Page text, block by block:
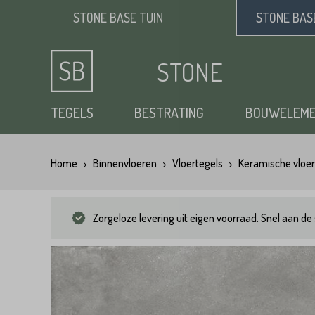
STONE BASE TUIN STONE
STONE
BASE
TEGELS
Keramische tuintegels
Flagstones
Zwembad randtegels
BESTRATING
Klinkers
Kasseien
Kinderkoppen
Opsluitbanden
Vijverranden
Steenstrips
Siergrind
Benodigdheden
Vloertegels
Home Binnenvloeren Vloertegels Keramische
Zorgeloze levering uit eigen voorraad. Snel aan de